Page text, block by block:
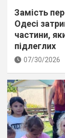
Замість
Одесі
частини,
підлеглих
07/30/2026